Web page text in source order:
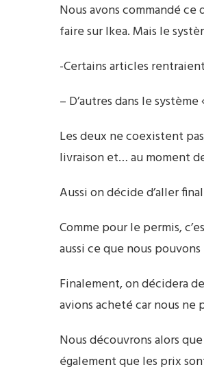
Nous avons commandé
faire sur Ikea. Mais le
-Certains articles
– D’autres dans le
Les deux ne coexistent
livraison et… au moment
Aussi on décide d’aller
Comme pour le permis,
aussi ce que nous
Finalement, on décidera
avions acheté car nous
Nous découvrons alors
également que les prix